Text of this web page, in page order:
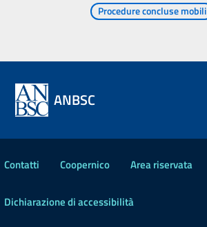
Procedure concluse mobili
ANBSC
Contatti Coopernico Area riservata
Dichiarazione di accessibilità